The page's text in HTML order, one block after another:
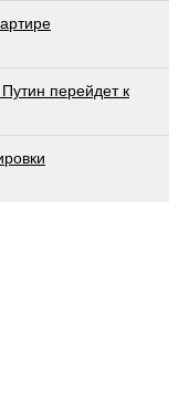
перейдет к